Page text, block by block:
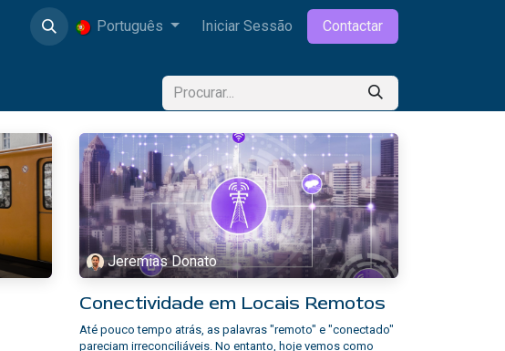
Português Iniciar Sessão Contactar
Jeremias Donato
Conectividade em Locais Remotos
Até pouco tempo atrás, as palavras "remoto" e "conectado"
pareciam irreconciliáveis. No entanto, hoje vemos como